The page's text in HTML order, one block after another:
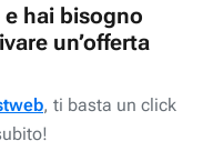
hai bisogno
un’offerta
, ti basta un click